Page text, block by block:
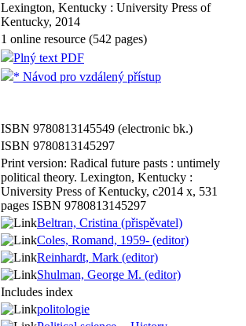
Lexington, Kentucky : University Press of
Kentucky, 2014
1 online resource (542 pages)
Plný text PDF
* Návod pro vzdálený přístup
ISBN 9780813145549 (electronic bk.)
ISBN 9780813145297
Print version: Radical future pasts : untimely
political theory. Lexington, Kentucky :
University Press of Kentucky, c2014 x, 531
pages ISBN 9780813145297
Beltran, Cristina (přispěvatel)
Coles, Romand, 1959- (editor)
Reinhardt, Mark (editor)
Shulman, George M. (editor)
Includes index
politologie